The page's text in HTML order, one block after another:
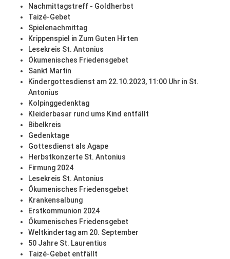
Nachmittagstreff - Goldherbst
Taizé-Gebet
Spielenachmittag
Krippenspiel in Zum Guten Hirten
Lesekreis St. Antonius
Ökumenisches Friedensgebet
Sankt Martin
Kindergottesdienst am 22.10.2023, 11:00 Uhr in St.
Antonius
Kolpinggedenktag
Kleiderbasar rund ums Kind entfällt
Bibelkreis
Gedenktage
Gottesdienst als Agape
Herbstkonzerte St. Antonius
Firmung 2024
Lesekreis St. Antonius
Ökumenisches Friedensgebet
Krankensalbung
Erstkommunion 2024
Ökumenisches Friedensgebet
Weltkindertag am 20. September
50 Jahre St. Laurentius
Taizé-Gebet entfällt